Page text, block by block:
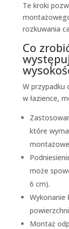
Te kroki
rozkuwania
Co
W przypadku
w łazience,
które
może
6 cm).
Wykonanie
Montaż